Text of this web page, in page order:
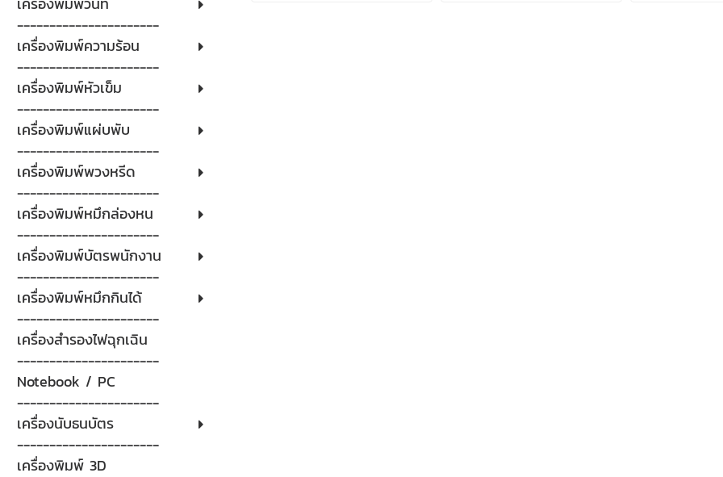
----------------------
เครื่องพิมพ์ความร้อน
----------------------
เครื่องพิมพ์หัวเข็ม
----------------------
เครื่องพิมพ์แผ่บพับ
----------------------
เครื่องพิมพ์พวงหรีด
----------------------
เครื่องพิมพ์หมึกล่องหน
----------------------
เครื่องพิมพ์บัตรพนักงาน
----------------------
เครื่องพิมพ์หมึกกินได้
----------------------
เครื่องสำรองไฟฉุกเฉิน
----------------------
Notebook / PC
----------------------
เครื่องนับธนบัตร
----------------------
เครื่องพิมพ์ 3D